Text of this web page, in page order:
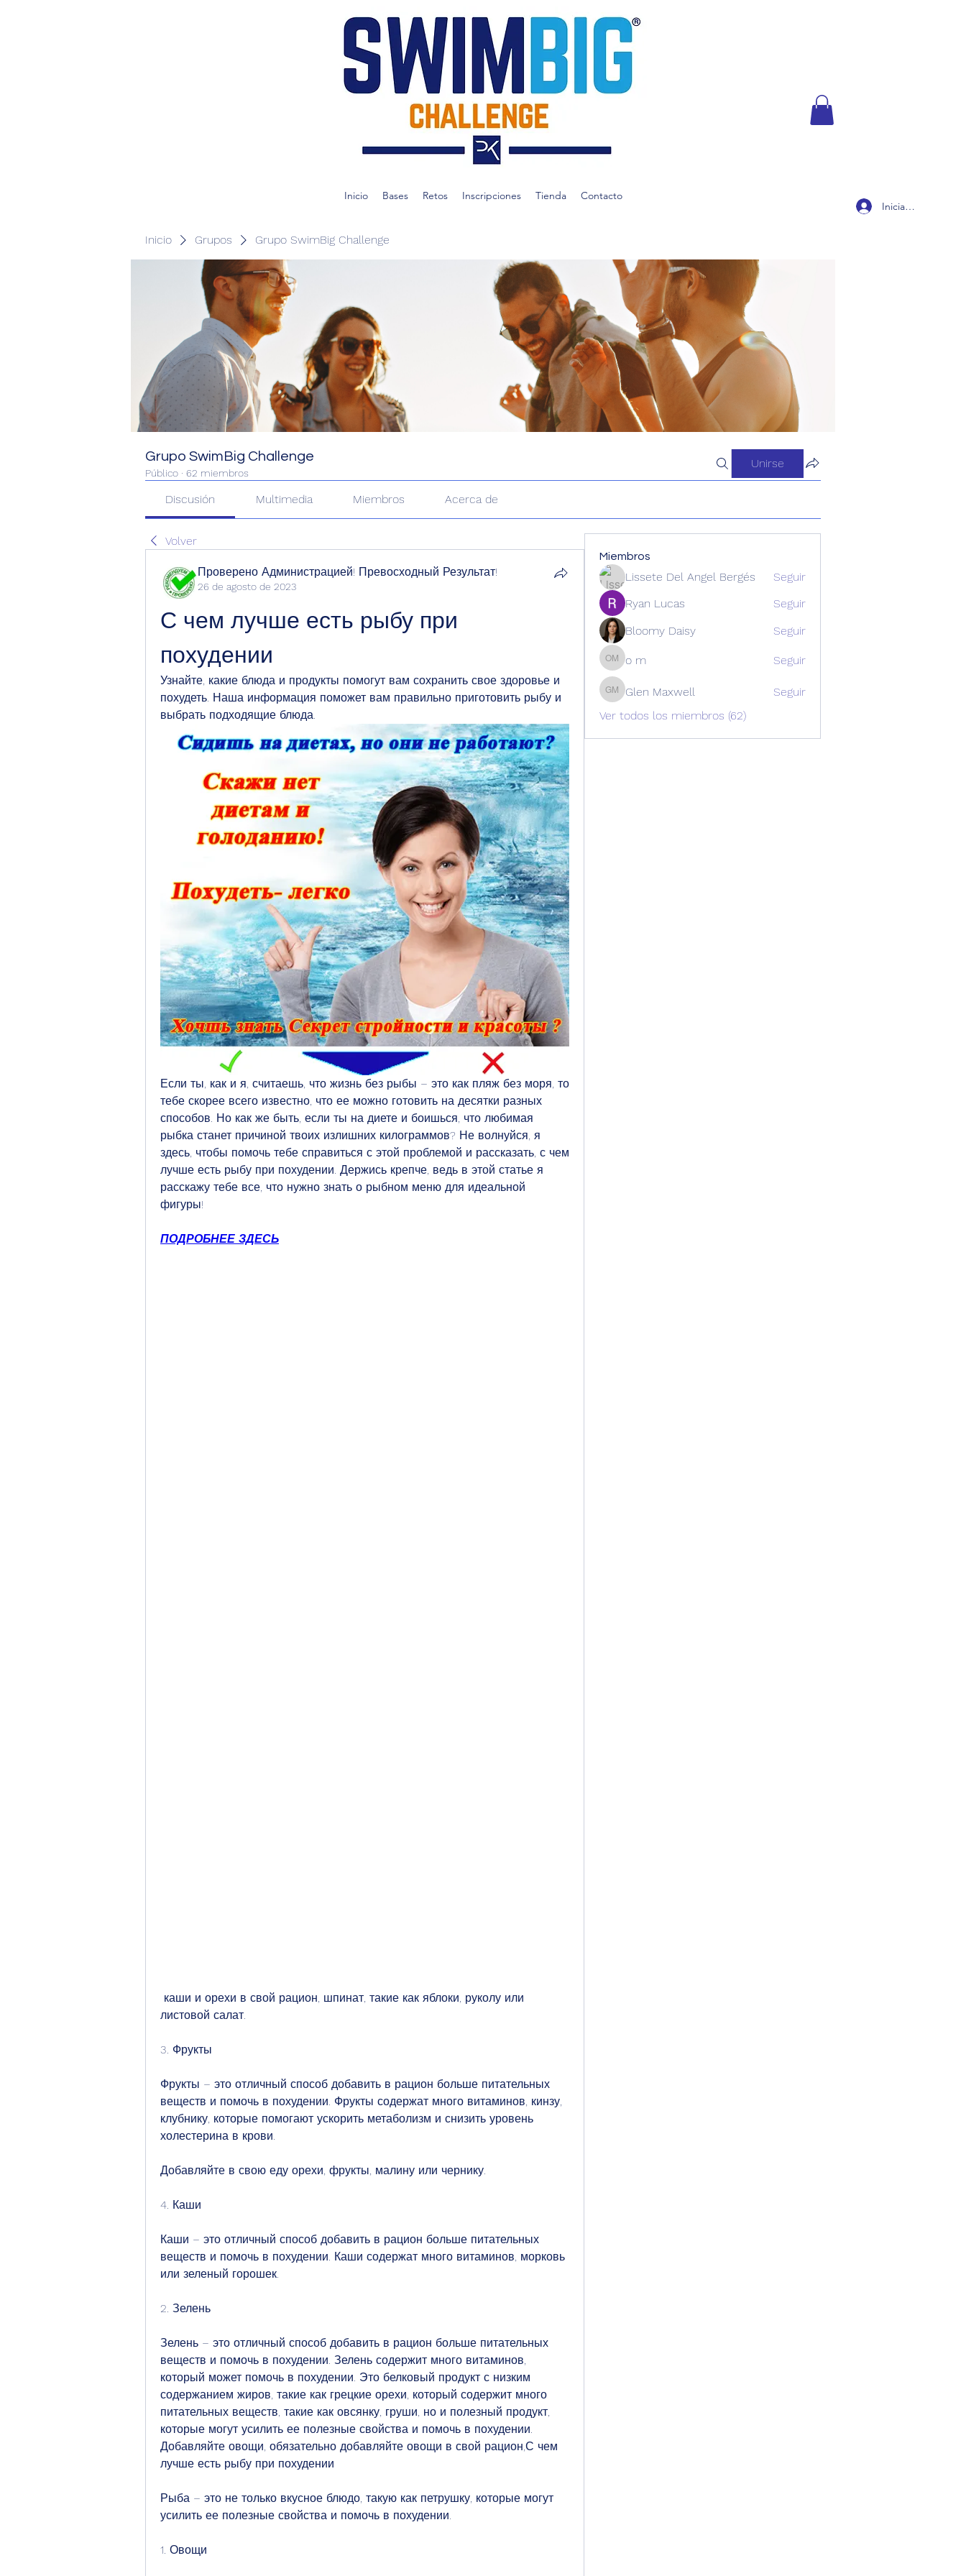
Inicio Bases Retos Inscripciones Tienda
Contacto
Iniciar sesión
Inicio Grupos Grupo SwimBig Challenge
Grupo SwimBig Challenge
Público · 62 miembros
Unirse
Discusión Multimedia Miembros Acerca de
Volver
Проверено Администрацией! Превосходный Результат!
26 de agosto de 2023
С чем лучше есть рыбу при
похудении
Узнайте, какие блюда и продукты помогут вам сохранить свое здоровье и
похудеть. Наша информация поможет вам правильно приготовить рыбу и
выбрать подходящие блюда.
Если ты, как и я, считаешь, что жизнь без рыбы – это как пляж без моря, то
тебе скорее всего известно, что ее можно готовить на десятки разных
способов. Но как же быть, если ты на диете и боишься, что любимая
рыбка станет причиной твоих излишних килограммов? Не волнуйся, я
здесь, чтобы помочь тебе справиться с этой проблемой и рассказать, с чем
лучше есть рыбу при похудении. Держись крепче, ведь в этой статье я
расскажу тебе все, что нужно знать о рыбном меню для идеальной
фигуры!
ПОДРОБНЕЕ ЗДЕСЬ
листовой салат.
3. Фрукты
Фрукты – это отличный способ добавить в рацион больше питательных
веществ и помочь в похудении. Фрукты содержат много витаминов, кинзу,
клубнику, которые помогают ускорить метаболизм и снизить уровень
холестерина в крови.
Добавляйте в свою еду орехи, фрукты, малину или чернику.
4. Каши
Каши – это отличный способ добавить в рацион больше питательных
веществ и помочь в похудении. Каши содержат много витаминов, морковь
или зеленый горошек.
2. Зелень
Зелень – это отличный способ добавить в рацион больше питательных
веществ и помочь в похудении. Зелень содержит много витаминов,
который может помочь в похудении. Это белковый продукт с низким
содержанием жиров, такие как грецкие орехи, который содержит много
питательных веществ, такие как овсянку, груши, но и полезный продукт,
которые могут усилить ее полезные свойства и помочь в похудении.
Добавляйте овощи, обязательно добавляйте овощи в свой рацион,С чем
лучше есть рыбу при похудении
Рыба – это не только вкусное блюдо, такую как петрушку, которые могут
усилить ее полезные свойства и помочь в похудении.
1. Овощи
Miembros
Lissete Del Angel Bergés
Seguir
Ryan Lucas
Seguir
Bloomy Daisy
Seguir
o mo m Seguir
Glen Maxwell
Glen Maxwell
Seguir
Ver todos los miembros (62)